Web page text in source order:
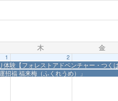
木 金
1
体験【フォレストアドベンチャー・つくば
招福 福来梅（ふくれうめ）」
2